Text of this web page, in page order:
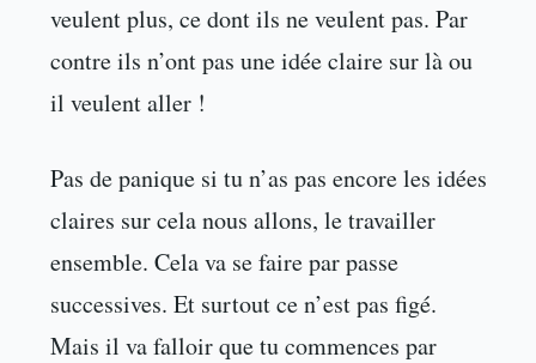
veulent plus, ce dont ils ne veulent pas. Par
contre ils n’ont pas une idée claire sur là ou
il veulent aller !
Pas de panique si tu n’as pas encore les idées
claires sur cela nous allons, le travailler
ensemble. Cela va se faire par passe
successives. Et surtout ce n’est pas figé.
Mais il va falloir que tu commences par